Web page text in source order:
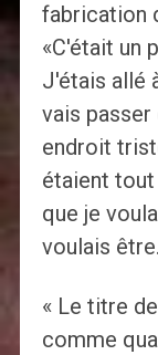
fabrication
«C'était un
J'étais allé
vais
endroit
étaient
que je
voulais être.
« Le titre
comme